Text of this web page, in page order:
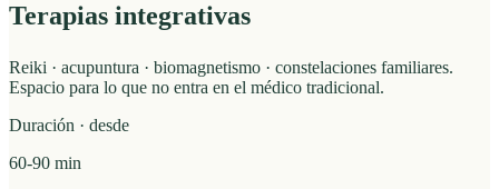
Terapias integrativas
Reiki · acupuntura · biomagnetismo · constelaciones familiares.
Espacio para lo que no entra en el médico tradicional.
Duración · desde
60-90 min